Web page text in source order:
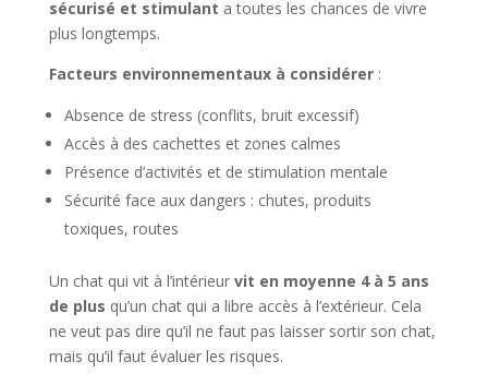
sécurisé et stimulant a toutes les chances de vivre
plus longtemps.
Facteurs environnementaux à considérer:
Absence de stress (conflits, bruit excessif)
Accès à des cachettes et zones calmes
Présence d’activités et de stimulation mentale
Sécurité face aux dangers : chutes, produits
toxiques, routes
Un chat qui vit à l’intérieur vit en moyenne 4 à 5 ans
de plus qu’un chat qui a libre accès à l’extérieur. Cela
ne veut pas dire qu’il ne faut pas laisser sortir son chat,
mais qu’il faut évaluer les risques.